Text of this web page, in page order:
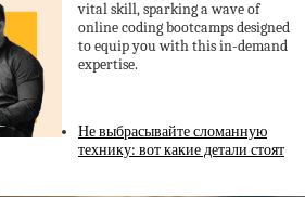
vital skill, sparking a wave of
online coding bootcamps designed
to equip you with this in-demand
expertise.
Не выбрасывайте сломанную
технику: вот какие детали стоят